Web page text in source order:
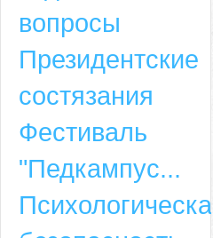
вопросы
Президентские
состязания
Фестиваль
"Педкампус...
Психологическая